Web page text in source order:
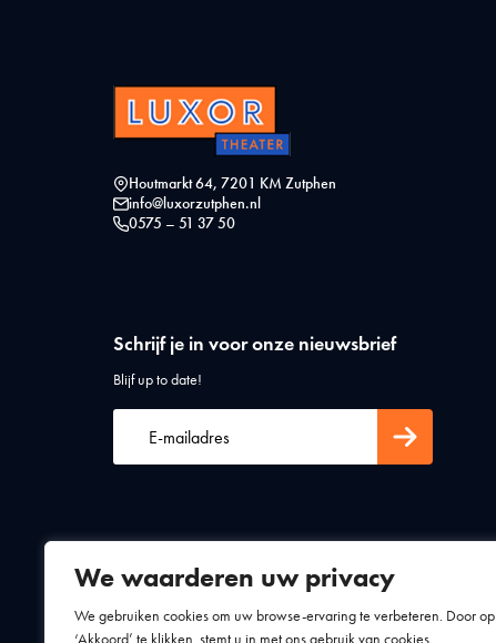
We waarderen uw privacy
We gebruiken cookies om uw browse-ervaring te verbeteren. Door op
‘Akkoord’ te klikken, stemt u in met ons gebruik van cookies.
Houtmarkt 64, 7201 KM Zutphen
info@luxorzutphen.nl
0575 – 51 37 50
Schrijf je in voor onze nieuwsbrief
Blijf up to date!
Algemene voorwaardenPrivacy statement